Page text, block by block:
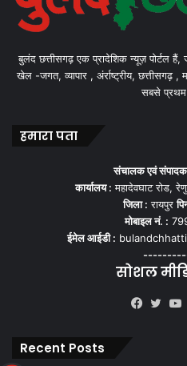
बुलंद छत्तीसगढ़ एक प्रादेशिक न्यूज़ पोर्टल
खेल -जगत, व्यापार , अंर्राष्ट्रीय, छत्तीसगढ़ ,
सबसे
हमारा पता
संचालक एवं
कार्यालय : महादेवघाट रोड,
जिला : रायपुर
मोबाइल नं. :
ईमेल आईडी :
सोशल
Recent Posts